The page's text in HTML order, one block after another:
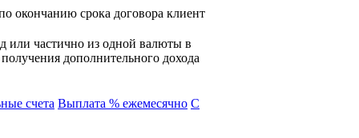
окончанию срока договора клиент
или частично из одной валюты в
дополнительного дохода
счета Выплата % ежемесячно С